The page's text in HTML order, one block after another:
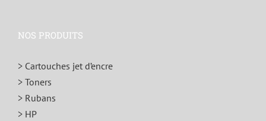
NOS PRODUITS
> Cartouches jet d’encre
> Toners
> Rubans
> HP